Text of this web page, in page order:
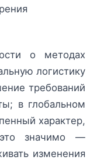
о методах
логистику
требований
в глобальном
характер,
значимо —
изменения